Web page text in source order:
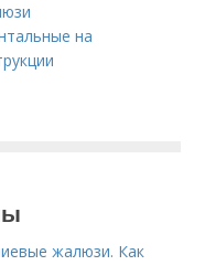
на
жалюзи. Как